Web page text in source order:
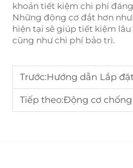
khoản tiết kiệm chi phí
Những động cơ đắt hơn
hiện tại sẽ giúp tiết kiệm
cũng như chi phí bảo trì.
Trước:Hướng dẫn Lắp đặt Động cơ Ex d cho
Tiếp theo:Động cơ chống nổ: Phân tích chi